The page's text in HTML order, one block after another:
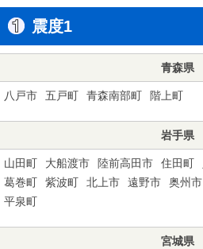
震度1
青森県
八戸市 五戸町 青森南部町 階上町
岩手県
山田町 大船渡市 陸前高田市 住田町
葛巻町
紫波町 北上市 遠野市 奥州市
平泉町
宮城県